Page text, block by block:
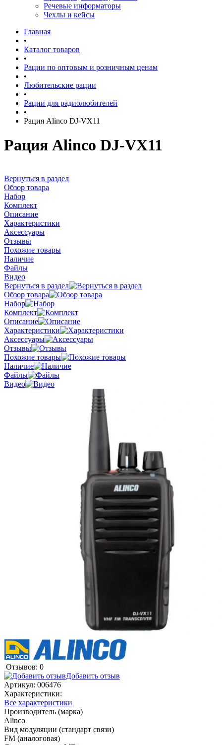
Речевые информаторы
Чехлы и кейсы
Главная
•
Каталог товаров
•
Рации по оптовым и розничным ценам
•
Любительские рации
•
Рации для радиолюбителей
•
Рация Alinco DJ-VX11
Рация Alinco DJ-VX11
Вернуться в раздел
Обзор товара
Набор
Комплект
Описание
Характеристики
Аксессуары
Отзывы
Похожие товары
Наличие
Файлы
Видео
Вернуться в раздел
Обзор товара
Набор
Комплект
Описание
Характеристики
Аксессуары
Отзывы
Похожие товары
Наличие
Файлы
Видео
Отзывов: 0
Добавить отзыв
Артикул: 006476
Характеристики:
Все характеристики
Производитель (марка)
Alinco
Вид модуляции (стандарт связи)
FM (аналоговая)